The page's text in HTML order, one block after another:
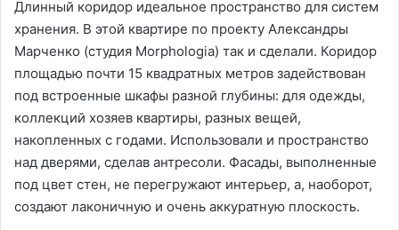
Длинный коридор идеальное пространство для систем
хранения. В этой квартире по проекту Александры
Марченко (студия Morphologia) так и сделали. Коридор
площадью почти 15 квадратных метров задействован
под встроенные шкафы разной глубины: для одежды,
коллекций хозяев квартиры, разных вещей,
накопленных с годами. Использовали и пространство
над дверями, сделав антресоли. Фасады, выполненные
под цвет стен, не перегружают интерьер, а, наоборот,
создают лаконичную и очень аккуратную плоскость.